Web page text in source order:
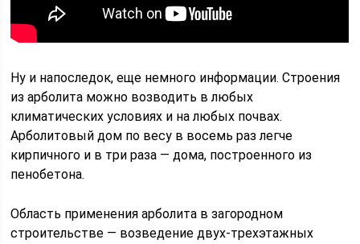
Ну и напоследок, еще немного информации. Строения
из арболита можно возводить в любых
климатических условиях и на любых почвах.
Арболитовый дом по весу в восемь раз легче
кирпичного и в три раза — дома, построенного из
пенобетона.
Область применения арболита в загородном
строительстве — возведение двух-трехэтажных